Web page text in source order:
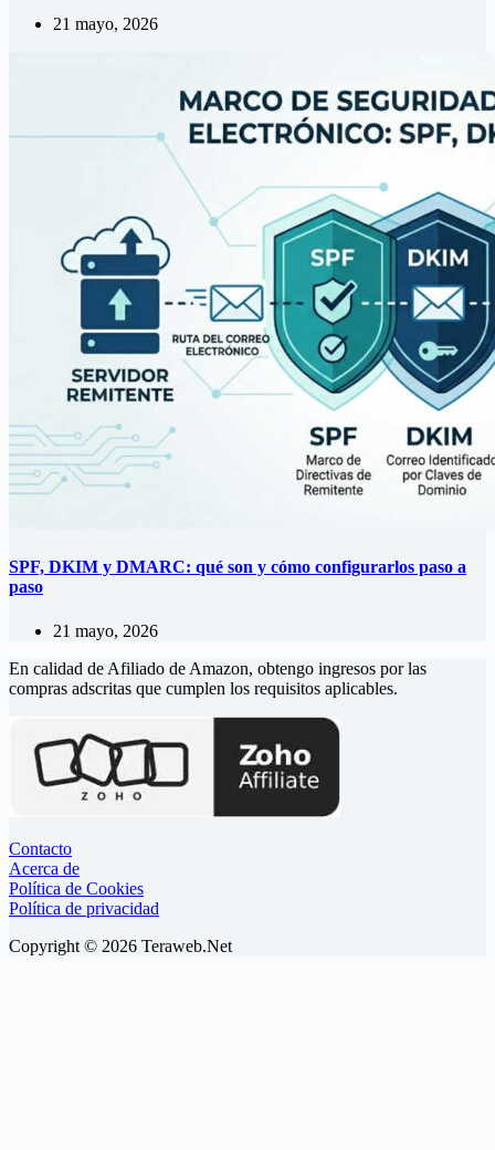
21 mayo, 2026
SPF, DKIM y DMARC: qué son y cómo configurarlos paso a
paso
21 mayo, 2026
En calidad de Afiliado de Amazon, obtengo ingresos por las
compras adscritas que cumplen los requisitos aplicables.
Contacto
Acerca de
Política de Cookies
Política de privacidad
Copyright © 2026 Teraweb.Net